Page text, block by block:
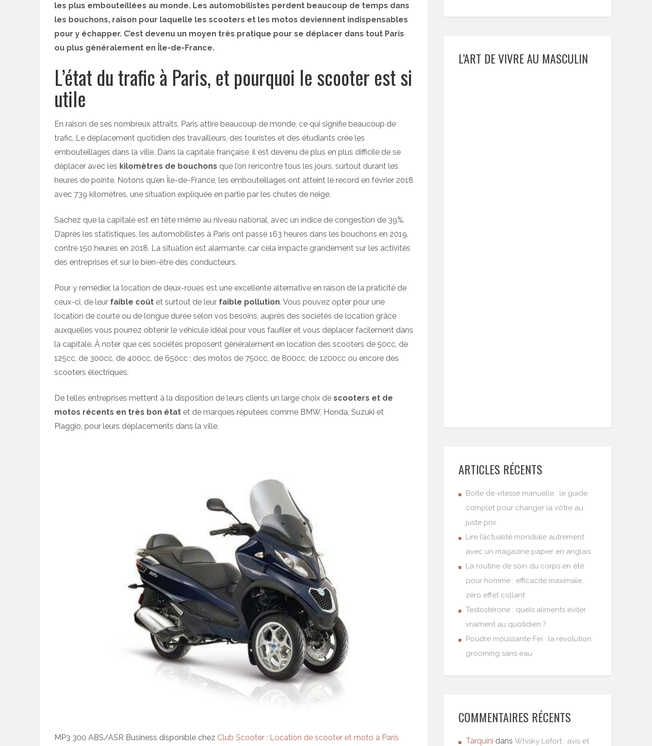
les plus embouteillées au monde. Les automobilistes perdent beaucoup de temps dans
les bouchons, raison pour laquelle les scooters et les motos deviennent indispensables
pour y échapper. C’est devenu un moyen très pratique pour se déplacer dans tout Paris
ou plus généralement en Île-de-France.
L’état du trafic à Paris, et pourquoi le scooter est si
utile
En raison de ses nombreux attraits, Paris attire beaucoup de monde, ce qui signifie beaucoup de
trafic. Le déplacement quotidien des travailleurs, des touristes et des étudiants crée les
embouteillages dans la ville. Dans la capitale française, il est devenu de plus en plus difficile de se
déplacer avec les kilomètres de bouchons que l’on rencontre tous les jours, surtout durant les
heures de pointe. Notons qu’en Île-de-France, les embouteillages ont atteint le record en février 2018
avec 739 kilomètres, une situation expliquée en partie par les chutes de neige.
Sachez que la capitale est en tête même au niveau national, avec un indice de congestion de 39%.
D’après les statistiques, les automobilistes à Paris ont passé 163 heures dans les bouchons en 2019,
contre 150 heures en 2018. La situation est alarmante, car cela impacte grandement sur les activités
des entreprises et sur le bien-être des conducteurs.
Pour y remédier, la location de deux-roues est une excellente alternative en raison de la praticité de
ceux-ci, de leur faible coût et surtout de leur faible pollution. Vous pouvez opter pour une
location de courte ou de longue durée selon vos besoins, auprès des sociétés de location grâce
auxquelles vous pourrez obtenir le véhicule idéal pour vous faufiler et vous déplacer facilement dans
la capitale. À noter que ces sociétés proposent généralement en location des scooters de 50cc, de
125cc, de 300cc, de 400cc, de 650cc ; des motos de 750cc, de 800cc, de 1200cc ou encore des
scooters électriques.
De telles entreprises mettent à la disposition de leurs clients un large choix de scooters et de
motos récents en très bon état et de marques réputées comme BMW, Honda, Suzuki et
Piaggio, pour leurs déplacements dans la ville.
MP3 300 ABS/ASR Business disponible chez Club Scooter : Location de scooter et moto à Paris
L’ART DE VIVRE AU MASCULIN
ARTICLES RÉCENTS
Boîte de vitesse manuelle : le guide
complet pour changer la vôtre au
juste prix
Lire l’actualité mondiale autrement
avec un magazine papier en anglais
La routine de soin du corps en été
pour homme : efficacité maximale,
zéro effet collant
Testostérone : quels aliments éviter
vraiment au quotidien ?
Poudre moussante Feï : la révolution
grooming sans eau
COMMENTAIRES RÉCENTS
Tarquini dans Whisky Lefort : avis et